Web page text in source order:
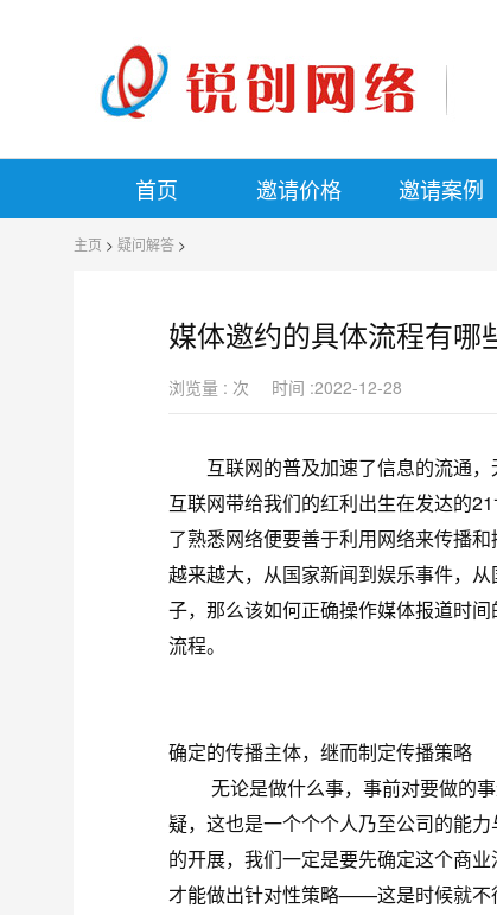
首页 邀请价格 邀请案例
主页 > 疑问解答 >
媒体邀约的具体流程有哪
浏览量 : 次 时间 :2022-12-28
互联网的普及加速了信息的流通，
互联网带给我们的红利出生在发达的
了熟悉网络便要善于利用网络来传播
越来越大，从国家新闻到娱乐事件，
子，那么该如何正确操作媒体报道时
流程。
确定的传播主体，继而制定传播策略
无论是做什么事，事前对要做的事
疑，这也是一个个个人乃至公司的能
的开展，我们一定是要先确定这个商
才能做出针对性策略——这是时候就不